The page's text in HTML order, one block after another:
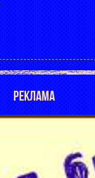
РЕКЛАМА